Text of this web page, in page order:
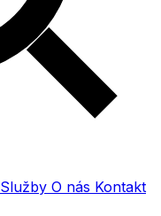
Služby O nás Kontakt